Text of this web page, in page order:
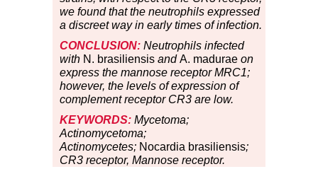
we found that the neutrophils expressed
a discreet way in early times of infection.
CONCLUSION: Neutrophils infected
with N. brasiliensis andA. madurae on
express the mannose receptor MRC1;
however, the levels of expression of
complement receptor CR3 are low.
KEYWORDS: Mycetoma;
Actinomycetoma;
Actinomycetes; Nocardia brasiliensis;
CR3 receptor, Mannose receptor.